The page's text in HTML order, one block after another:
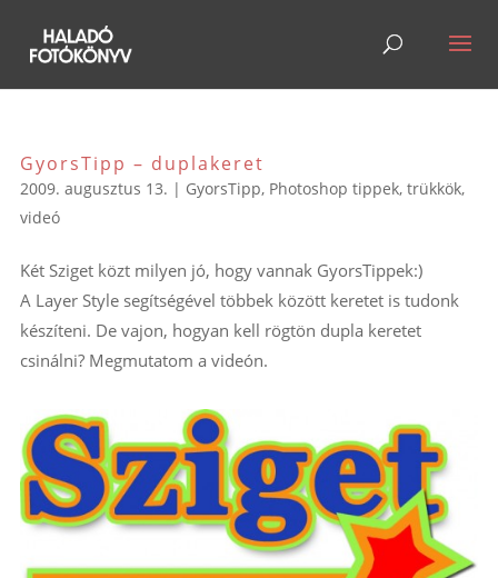
GyorsTipp – duplakeret
2009. augusztus 13. | GyorsTipp, Photoshop tippek, trükkök,
videó
Két Sziget közt milyen jó, hogy vannak GyorsTippek:)
A Layer Style segítségével többek között keretet is tudonk
készíteni. De vajon, hogyan kell rögtön dupla keretet
csinálni? Megmutatom a videón.